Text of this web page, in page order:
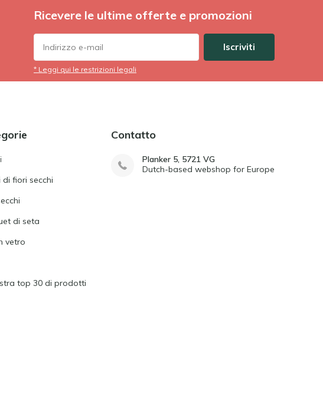
Ricevere le ultime offerte e promozioni
Iscriviti
* Leggi qui le restrizioni legali
di fiori secchi
di seta
vetro
top 30 di prodotti
Contatto
Planker 5, 5721 VG
Dutch-based webshop for Europe